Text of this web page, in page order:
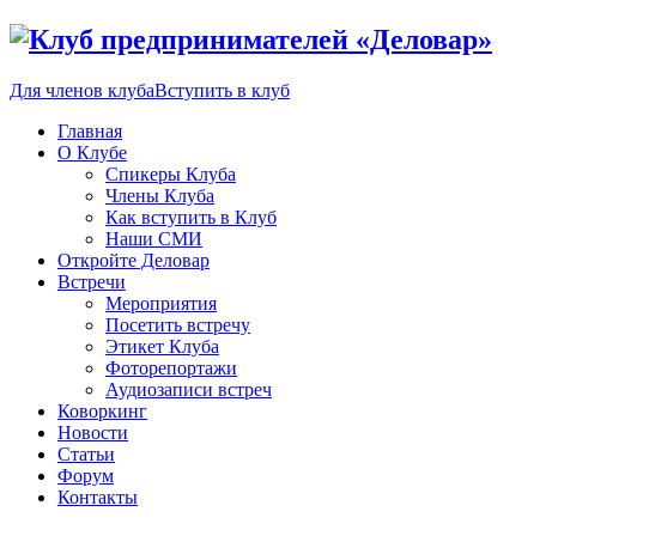
Для членов клубаВступить в клуб
Главная
О Клубе
Спикеры Клуба
Члены Клуба
Как вступить в Клуб
Наши СМИ
Откройте Деловар
Встречи
Мероприятия
Посетить встречу
Этикет Клуба
Фоторепортажи
Аудиозаписи встреч
Коворкинг
Новости
Статьи
Форум
Контакты